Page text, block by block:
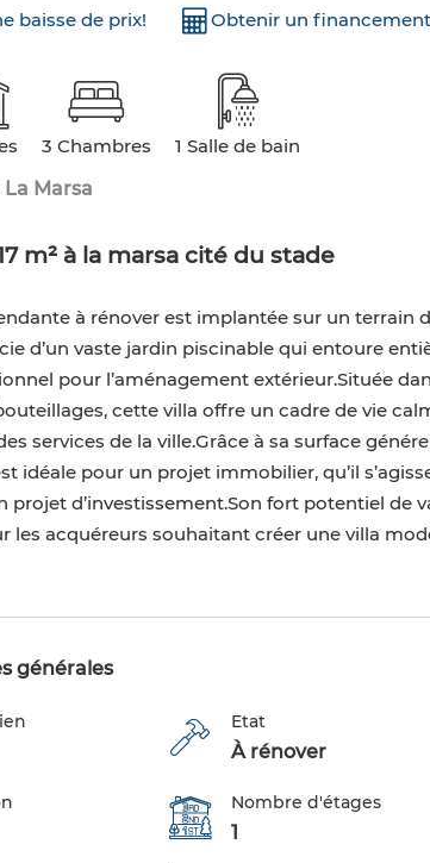
baisse de prix! Obtenir un financement
3 Chambres
1 Salle de bain
La Marsa
m² à la marsa cité du stade
à rénover est implantée sur un terrain
d’un vaste jardin piscinable qui entoure
pour l’aménagement extérieur.Située
cette villa offre un cadre de vie
services de la ville.Grâce à sa surface
idéale pour un projet immobilier, qu’il
projet d’investissement.Son fort potentiel de
les acquéreurs souhaitant créer une villa
générales
Etat
À rénover
Nombre d'étages
1